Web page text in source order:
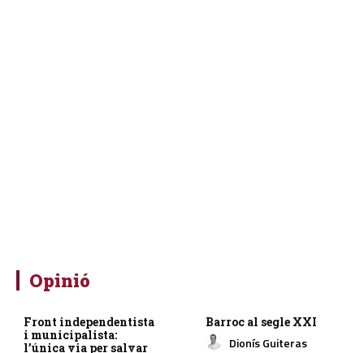
Opinió
Front independentista
i municipalista:
l’única via per salvar
Barroc al segle XXI
Dionís Guiteras